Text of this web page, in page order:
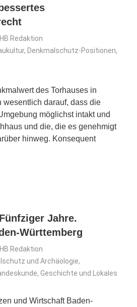
Redaktion
, Denkmalschutz-Positionen,
des Torhauses in
wesentlich darauf, dass die
möglichst intakt und
und die, die es genehmigt
hin­weg. Konsequent
Jahre.
Württemberg
Redaktion
und Archäologie,
Geschichte und Lokales
und Wirtschaft Baden-